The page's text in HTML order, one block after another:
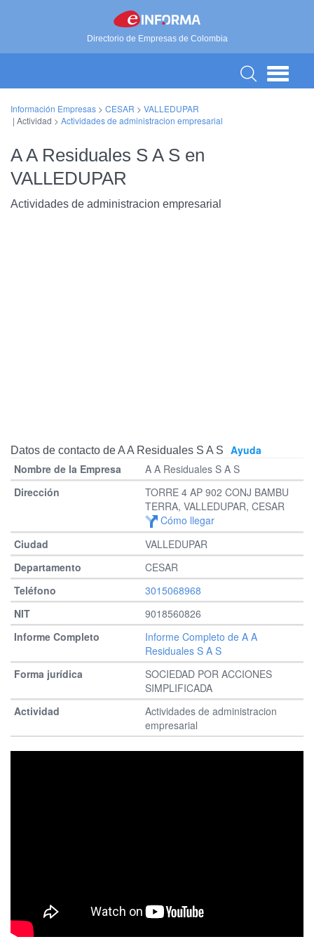
Directorio de Empresas de Colombia
Información Empresas > CESAR > VALLEDUPAR
| Actividad > Actividades de administracion empresarial
A A Residuales S A S en
VALLEDUPAR
Actividades de administracion empresarial
Datos de contacto de A A Residuales S A S
Ayuda
A A Residuales S A S
TORRE 4 AP 902 CONJ BAMBU
TERRA, VALLEDUPAR, CESAR
Cómo llegar
VALLEDUPAR
CESAR
3015068968
9018560826
Informe Completo de A A
Residuales S A S
SOCIEDAD POR ACCIONES
SIMPLIFICADA
Actividades de administracion
empresarial